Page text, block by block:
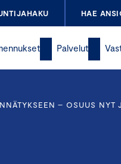
HAE
Palvelut
– OSUUS NYT